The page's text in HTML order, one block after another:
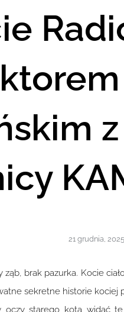
21 grudnia, 2025
brak pazurka. Kocie
sekretne historie kociej
starego kota widać